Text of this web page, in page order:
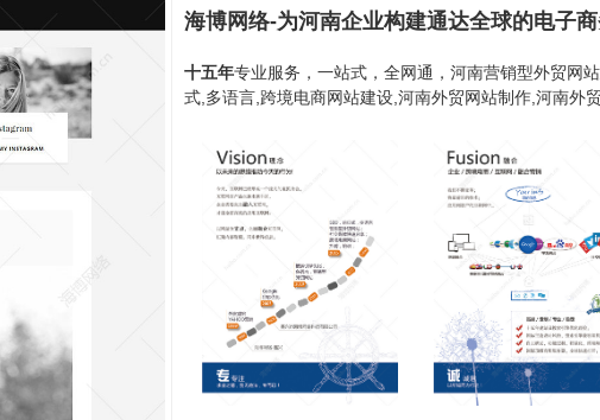
海博网络-为河南企业构建通达全球的电子
十五年专业服务，一站式，全网通，河南营销型外贸网
式,多语言,跨境电商网站建设,河南外贸网站制作,河南外